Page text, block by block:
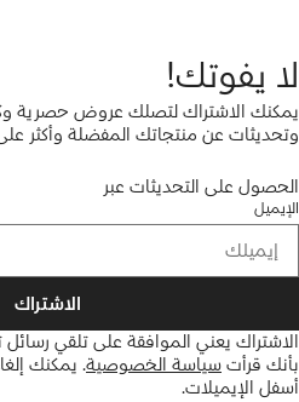
لا يفوتك!
يمكنك الاشتراك لتصلك عروض حصرية
وتحديثات عن منتجاتك المفضلة وأكثر
الحصول على التحديثات عبر
الإيميل
الاشتراك
الاشتراك يعني الموافقة على تلقي رسائل
بأنك قرأت سياسة الخصوصية. يمكنك
أسفل الإيميلات.